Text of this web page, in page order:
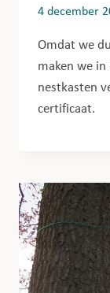
4 december
Omdat we
maken we
nestkasten
certificaat.